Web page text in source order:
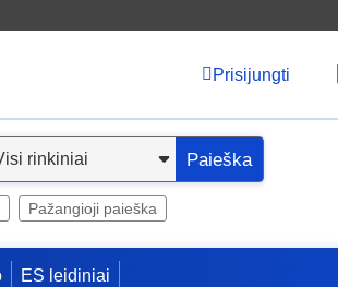
Prisijungti
Paieška
Pažangioji paieška
ES leidiniai